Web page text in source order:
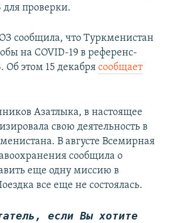
проверки.
сообщила, что Туркменистан
на COVID-19 в референс-
Об этом 15 декабря сообщает
Азатлыка, в настоящее
свою деятельность в
В августе Всемирная
сообщила о
еще одну миссию в
все еще не состоялась.
если Вы хотите